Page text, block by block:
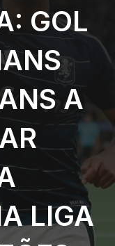
GOL
A
LIGA